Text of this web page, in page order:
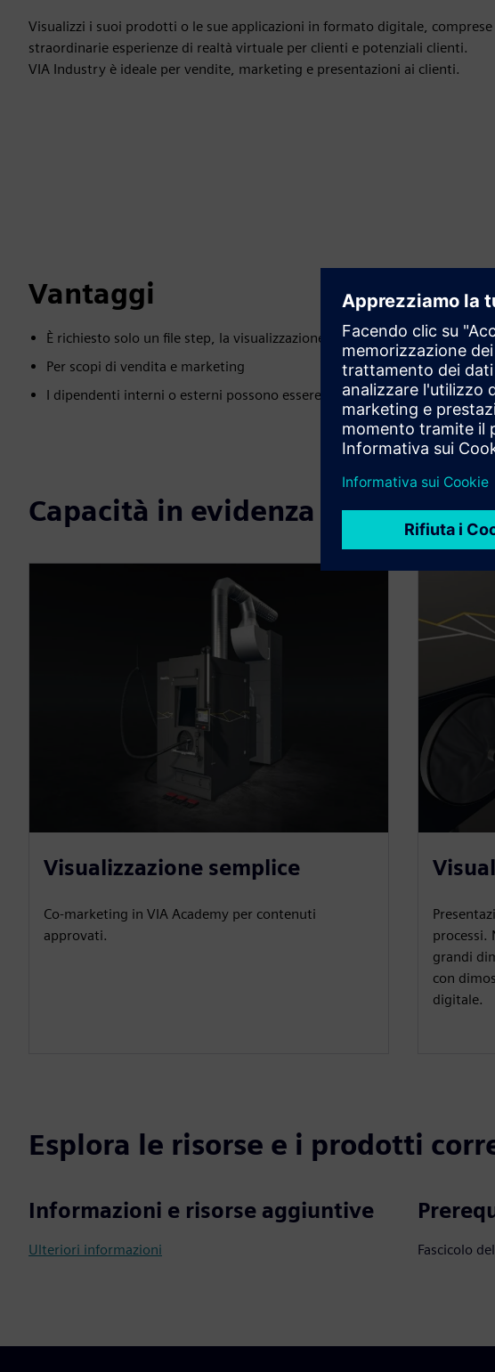
Visualizzi i suoi prodotti o le sue applicazioni in formato digitale, comprese
straordinarie esperienze di realtà virtuale per clienti e potenziali clienti.
VIA Industry è ideale per vendite, marketing e presentazioni ai clienti.
Vantaggi
È richiesto solo un file step, la visualizzazione può essere basata sul
Per scopi di vendita e marketing
I dipendenti interni o esterni possono essere formati sul sistema in
Capacità in evidenza
Visualizzazione semplice
Co-marketing in VIA Academy per contenuti
approvati.
processi.
grandi
con
digitale.
Esplora le risorse e i prodotti
Informazioni e risorse aggiuntive
Ulteriori informazioni Fascicolo